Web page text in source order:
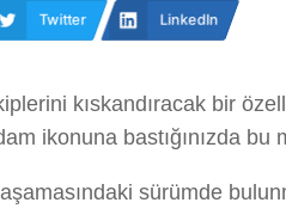
Twitter LinkedIn
kıskandıracak bir
ikonuna bastığınızda
sürümde